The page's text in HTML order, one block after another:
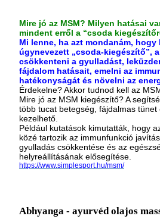
Mire jó az MSM? Milyen hatásai
mindent erről a “csoda
Mi lenne, ha azt mondanám, hogy
úgynevezett „csoda-kiegészítő”,
csökkenteni a gyulladást,
fájdalom hatásait, emelni az
hatékonyságát és növelni az
Érdekelne? Akkor tudnod kell az
Mire jó az MSM kiegészítő? A
több tucat betegség, fájdalmas tünet
kezelhető.
Például kutatások kimutatták, hogy
közé tartozik az immunfunkció
gyulladás csökkentése és az
helyreállításának elősegítése.
https://www.simplesport.hu/msm/
Abhyanga - ayurvéd olajos